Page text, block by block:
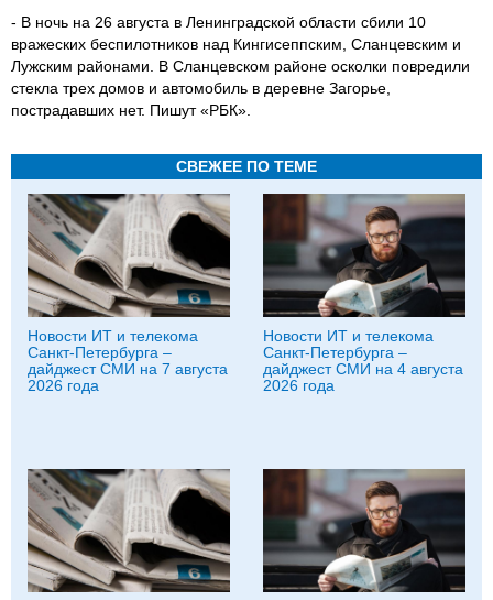
- В ночь на 26 августа в Ленинградской области сбили 10
вражеских беспилотников над Кингисеппским, Сланцевским и
Лужским районами. В Сланцевском районе осколки повредили
стекла трех домов и автомобиль в деревне Загорье,
пострадавших нет. Пишут «РБК».
СВЕЖЕЕ ПО ТЕМЕ
Новости ИТ и телекома
Санкт-Петербурга –
дайджест СМИ на 7 августа
2026 года
Новости ИТ и телекома
Санкт-Петербурга –
дайджест СМИ на 4 августа
2026 года